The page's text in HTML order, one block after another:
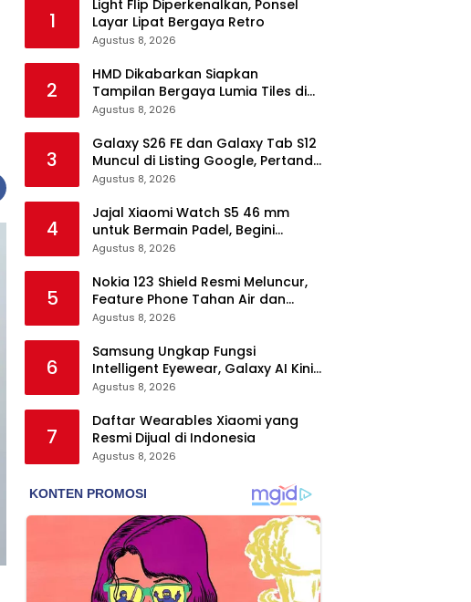
1
Light Flip Diperkenalkan, Ponsel
Layar Lipat Bergaya Retro
Agustus 8, 2026
2
HMD Dikabarkan Siapkan
Tampilan Bergaya Lumia Tiles di
Ponsel Android
Agustus 8, 2026
3
Galaxy S26 FE dan Galaxy Tab S12
Muncul di Listing Google, Pertanda
Segera Rilis?
Agustus 8, 2026
4
Jajal Xiaomi Watch S5 46 mm
untuk Bermain Padel, Begini
Kemampuannya
Agustus 8, 2026
5
Nokia 123 Shield Resmi Meluncur,
Feature Phone Tahan Air dan
Debu
Agustus 8, 2026
6
Samsung Ungkap Fungsi
Intelligent Eyewear, Galaxy AI Kini
Bisa Diakses Tanpa Layar
Agustus 8, 2026
7
Daftar Wearables Xiaomi yang
Resmi Dijual di Indonesia
Agustus 8, 2026